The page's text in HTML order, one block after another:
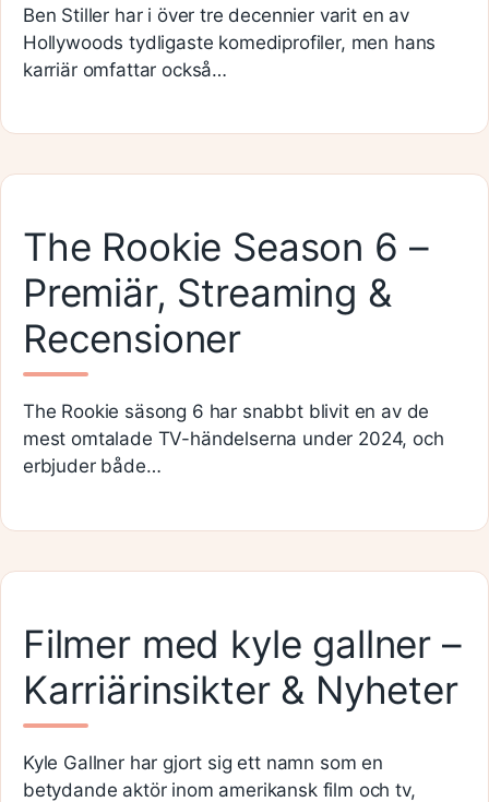
Ben Stiller har i över tre decennier varit en av
Hollywoods tydligaste komediprofiler, men hans
karriär omfattar också…
The Rookie Season 6 –
Premiär, Streaming &
Recensioner
The Rookie säsong 6 har snabbt blivit en av de
mest omtalade TV-händelserna under 2024, och
erbjuder både…
Filmer med kyle gallner –
Karriärinsikter & Nyheter
Kyle Gallner har gjort sig ett namn som en
betydande aktör inom amerikansk film och tv,